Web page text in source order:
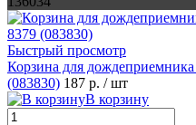
Быстрый просмотр
Корзина для
(083830) 187 р. / шт
В корзину